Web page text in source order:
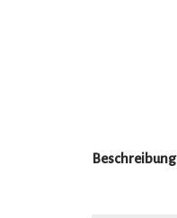
Beschreibung